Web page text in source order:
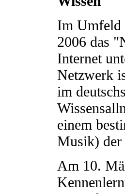
Im Umfeld
2006 das
Internet
Netzwerk
im
einem
Musik) der
Am 10.